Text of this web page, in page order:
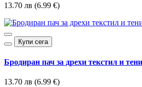
13.70 лв (6.99 €)
Купи сега
Бродиран пач за дрехи текстил и
13.70 лв (6.99 €)